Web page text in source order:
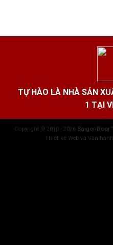
TỰ HÀO LÀ NHÀ SẢN
1 TẠI
Copyright © 2010 - 2026
Thiết kế Web và Vận